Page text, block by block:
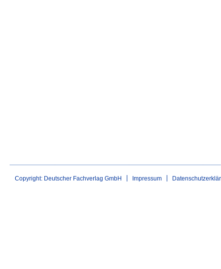
Copyright: Deutscher Fachverlag GmbH Impressum